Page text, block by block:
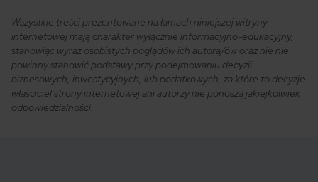
Wszystkie treści prezentowane na łamach niniejszej witryny
internetowej mają charakter wyłącznie informacyjno-edukacyjny,
stanowiąc wyraz osobistych poglądów ich autora/ów oraz nie nie
powinny stanowić podstawy przy podejmowaniu decyzji
biznesowych, inwestycyjnych, lub podatkowych, za które to decyzje
właściciel strony internetowej ani autorzy nie ponoszą jakiejkolwiek
odpowiedzialności.